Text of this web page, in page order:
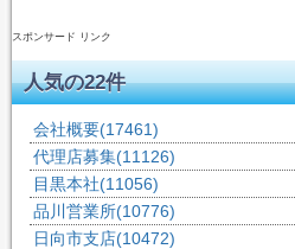
スポンサード リンク
人気の22件
会社概要(17461)
代理店募集(11126)
目黒本社(11056)
品川営業所(10776)
日向市支店(10472)